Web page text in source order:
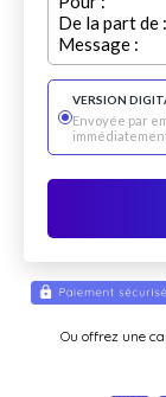
De la part de :
Message :
VERSION
Envoyée par
Ou offrez une